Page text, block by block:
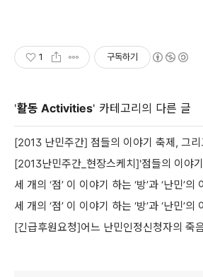
1 구독하기
'활동 Activities' 카테고리의 다른 글
[2013 난민주간] 점들의 이야기 축제, 그리
[긴급후원요청]어느 난민인정신청자의 죽